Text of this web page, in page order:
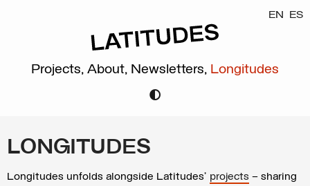
EN ES
Projects, About, Newsletters, Longitudes
LONGITUDES
Longitudes unfolds alongside Latitudes’ projects – sharing